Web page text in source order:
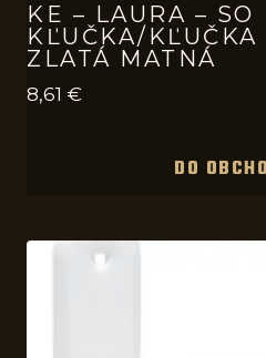
KE – LAURA – SO
KĽUČKA/
ZLATÁ MATNÁ
8,61 €
DO